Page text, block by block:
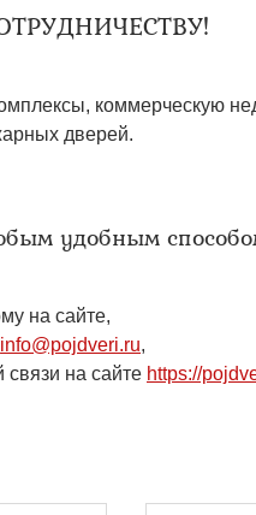
коммерческую
дверей.
удобным
на сайте,
info@pojdveri.ru,
на сайте https://